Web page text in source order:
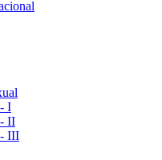
I
II
- III